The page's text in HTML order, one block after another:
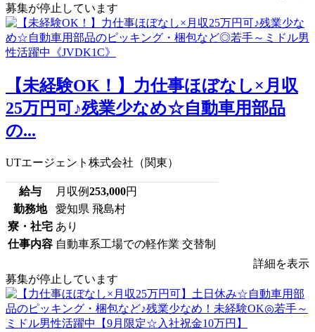
募集が停止しています
【未経験OK！】力仕事ほぼなし×月収
25万円可♪残業少なめ☆自動車用部品
の...
UTエージェント株式会社（関東）
給与 月収例253,000円
勤務地
愛知県 飛島村
寮・社宅 あり
仕事内容 自動車系工場での軽作業 交替制
詳細を表示
募集が停止しています